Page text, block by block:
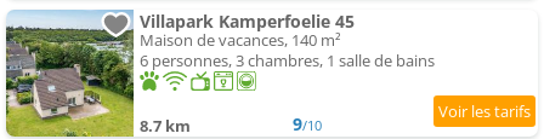
Villapark Kamperfoelie 45
Maison de vacances, 140 m²
6 personnes, 3 chambres, 1 salle de bains
8.7 km 9/10